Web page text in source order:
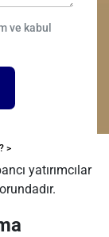
ve kabul
>
yatırımcılar